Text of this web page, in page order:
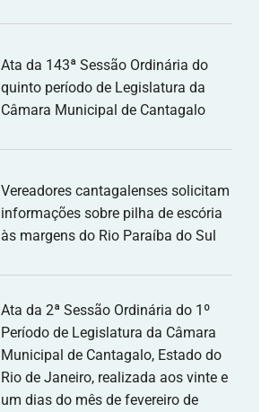
Ata da 143ª Sessão Ordinária do
quinto período de Legislatura da
Câmara Municipal de Cantagalo
Vereadores cantagalenses solicitam
informações sobre pilha de escória
às margens do Rio Paraíba do Sul
Ata da 2ª Sessão Ordinária do 1º
Período de Legislatura da Câmara
Municipal de Cantagalo, Estado do
Rio de Janeiro, realizada aos vinte e
um dias do mês de fevereiro de